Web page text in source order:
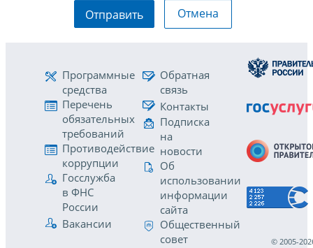
Отправить Отмена
Программные
средства
Перечень
обязательных
требований
Противодействие
коррупции
Госслужба
в ФНС
России
Вакансии
Обратная
связь
Контакты
Подписка
на
новости
Об
использовании
информации
сайта
Общественный
совет
© 2005-